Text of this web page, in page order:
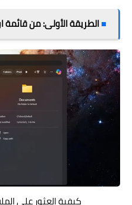
■الطريقة الأولى: من قائمة
كيفية العثور على